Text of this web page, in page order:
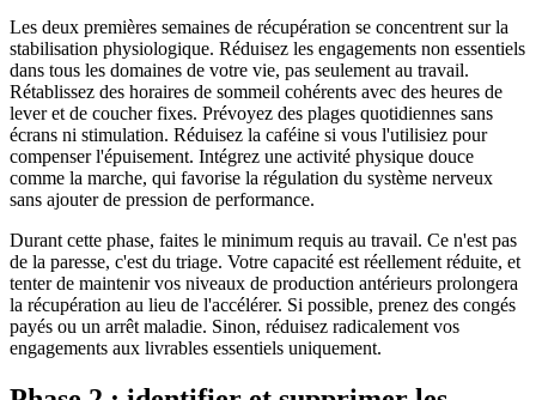
Les deux premières semaines de récupération se concentrent sur la
stabilisation physiologique. Réduisez les engagements non essentiels
dans tous les domaines de votre vie, pas seulement au travail.
Rétablissez des horaires de sommeil cohérents avec des heures de
lever et de coucher fixes. Prévoyez des plages quotidiennes sans
écrans ni stimulation. Réduisez la caféine si vous l'utilisiez pour
compenser l'épuisement. Intégrez une activité physique douce
comme la marche, qui favorise la régulation du système nerveux
sans ajouter de pression de performance.
Durant cette phase, faites le minimum requis au travail. Ce n'est pas
de la paresse, c'est du triage. Votre capacité est réellement réduite, et
tenter de maintenir vos niveaux de production antérieurs prolongera
la récupération au lieu de l'accélérer. Si possible, prenez des congés
payés ou un arrêt maladie. Sinon, réduisez radicalement vos
engagements aux livrables essentiels uniquement.